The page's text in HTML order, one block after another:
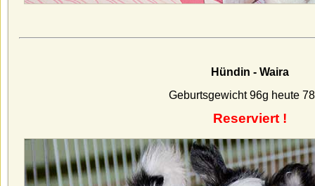
Hündin - Waira
Geburtsgewicht 96g heute
Reserviert !